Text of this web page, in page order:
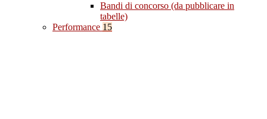
Bandi di concorso (da pubblicare in
tabelle)
Performance 15